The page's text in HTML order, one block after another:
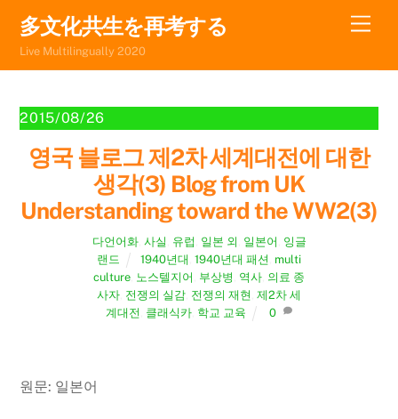
content
多文化共生を再考する
Live Multilingually 2020
2015/08/26
영국 블로그 제2차 세계대전에 대한
생각(3) Blog from UK
Understanding toward the WW2(3)
다언어화, 사실 유럽 일본 외 일본어 잉글
랜드
1940년대 1940년대 패션 multi
culture 노스텔지어 부상병 역사 의료 종
사자 전쟁의 실감 전쟁의 재현 제2차 세
계대전 클래식카 학교 교육 0
원문: 일본어